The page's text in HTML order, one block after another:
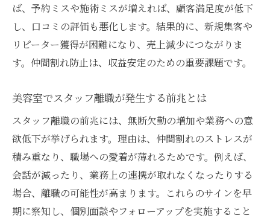
ば、予約ミスや施術ミスが増えれば、顧客満足度が低下
し、口コミの評価も悪化します。結果的に、新規集客や
リピーター獲得が困難になり、売上減少につながりま
す。仲間割れ防止は、収益安定のための重要課題です。
美容室でスタッフ離職が発生する前兆とは
スタッフ離職の前兆には、無断欠勤の増加や業務への意
欲低下が挙げられます。理由は、仲間割れのストレスが
積み重なり、職場への愛着が薄れるためです。例えば、
会話が減ったり、業務上の連携が取れなくなったりする
場合、離職の可能性が高まります。これらのサインを早
期に察知し、個別面談やフォローアップを実施すること